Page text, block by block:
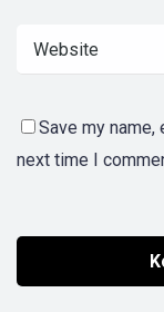
Save my
next time I